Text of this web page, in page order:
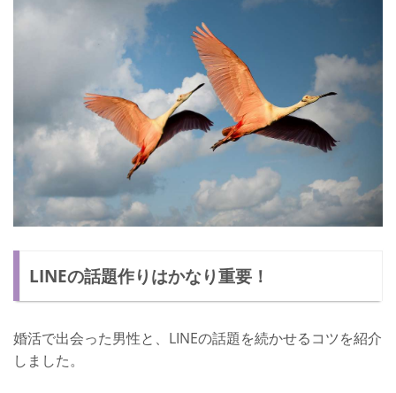
LINEの話題作りはかなり重要！
婚活で出会った男性と、LINEの話題を続かせるコツを紹介
しました。